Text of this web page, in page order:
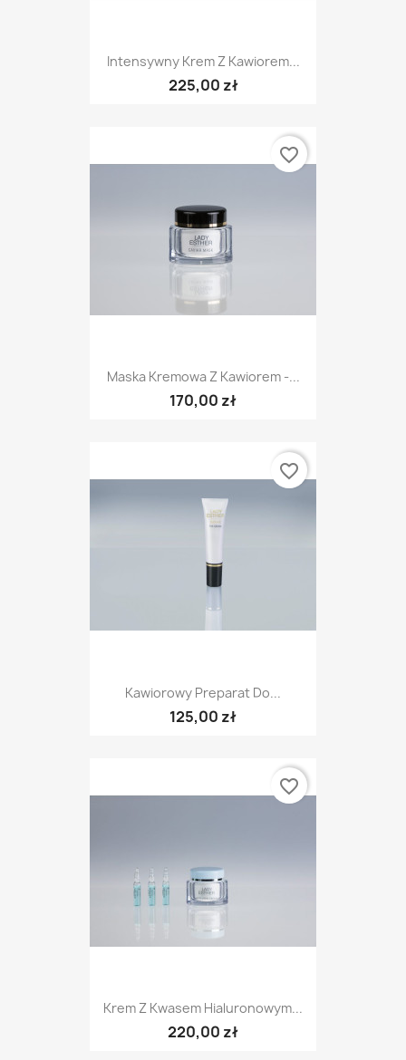
Intensywny Krem Z Kawiorem...
225,00 zł
Maska Kremowa Z Kawiorem -...
170,00 zł
favorite_border
Kawiorowy Preparat Do...
125,00 zł
favorite_border
Krem Z Kwasem Hialuronowym...
220,00 zł
favorite_border